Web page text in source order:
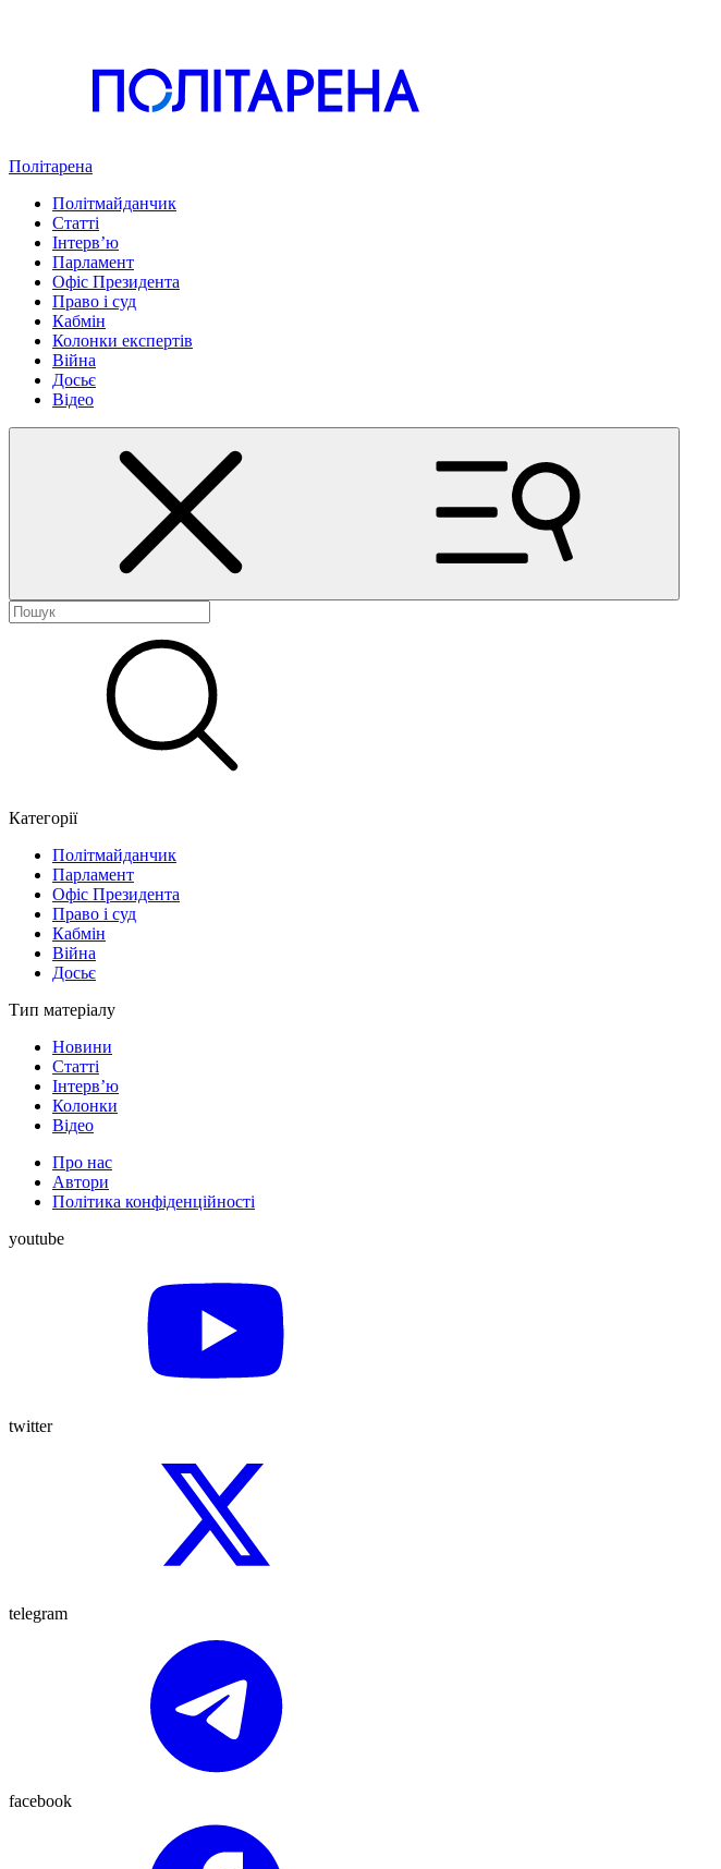
Політарена
Політмайданчик
Статті
Інтервʼю
Парламент
Офіс Президента
Право і суд
Кабмін
Колонки експертів
Війна
Досьє
Відео
Категорії
Політмайданчик
Парламент
Офіс Президента
Право і суд
Кабмін
Війна
Досьє
Тип матеріалу
Новини
Статті
Інтерв’ю
Колонки
Відео
Про нас
Автори
Політика конфіденційності
youtube
twitter
telegram
facebook